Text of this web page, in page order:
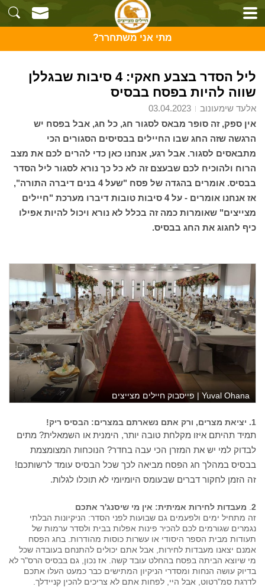
מתי אני משתחרר?
ליל הסדר בצבע חאקי: 4 סיבות שבגללן
שווה להיות בפסח בבסיס
אלעד שימעונוב
אין ספק, זה סופר מבאס לסגור חג, כל חג, אבל בפסח יש
הרגשה שזה החג שבו החיילים בבסיסים הסגורים הכי
מתבאסים לסגור. אבל רגע, אנחנו כאן כדי להרים לכם את מצב
הרוח ולהוכיח לכם שבעצם זה לא כל כך נורא לסגור ליל הסדר
בבסיס. אומרים בהגדה של פסח "שעל 4 בנים דיברה התורה",
אז אנחנו אומרים - על 4 סיבות טובות דיברו מערכת "חיילים
מצייצים" שאומרות כמה זה בכלל לא נורא ויכול להיות אפילו
כיף לחגוג את החג בבסיס.
Yuval Ohana | פייסבוק חיילים מצייצים
1. יציאת מצרים, ורק אתם נשארתם במצרים: הבסיס ריק !
תמיד תהיתם איזו מקלחת טובה יותר, הימנית או השמאלית? מתים
לבדוק למי יש את המזרן הכי עבה בחדר? הנוכחות המצומצמת
בבסיס במהלך חג הפסח מביאה לכך שכל הבסיס עומד לרשותכם!
זה הזמן לחקור דברים שבעומס היומיומי לא תוכלו לגלות.
2 מעבדות לחירות אמיתית: אין מי שיסנג'ר אתכם
זה מתחיל ימים ולפעמים גם שבועות לפני הסדר: הניקיונות הבלתי
נגמרים שגורמים לכם להכיר פינות אפלות בבית ולסדר ערמות של
תעודות מבית הספר היסודי או עשרות כוסות מהודרות. בחג הפסח
אמנם יצאנו מעבדות לחירות, אבל אתם יכולים להתנחם בעובדה שכל
מי שיוצא הביתה בפסח בהחלט עובד קשה. אז נכון, גם בבסיס הרס"ר לא
בדיוק עושה הנחות ומסדרי הניקיון המתישים כבר כמעט העלו אתכם
לדרגת סמ"רטוט, אבל היי, לפחות אתם לא צריכים להכין קניידלך.